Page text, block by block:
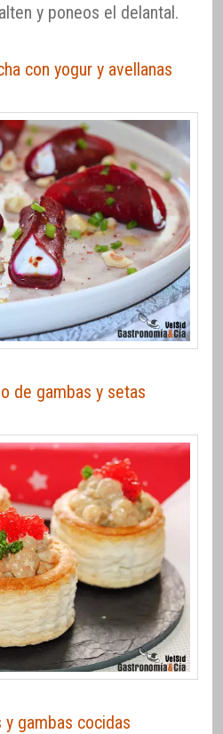
y poneos el delantal.
con yogur y avellanas
de gambas y setas
y gambas cocidas